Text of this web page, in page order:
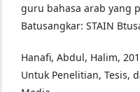
guru bahasa arab yang
Batusangkar: STAIN
Hanafi, Abdul, Halim,
Untuk Penelitian, Tesis,